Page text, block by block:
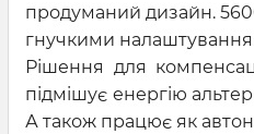
продуманий дизайн.
гнучкими
Рішення для
підмішує енергію
А також працює як